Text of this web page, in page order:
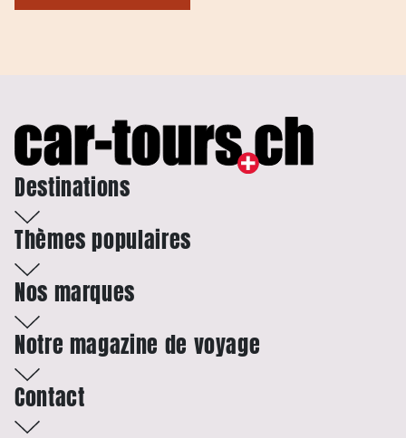
Destinations
Thèmes populaires
Nos marques
Notre magazine de voyage
Contact